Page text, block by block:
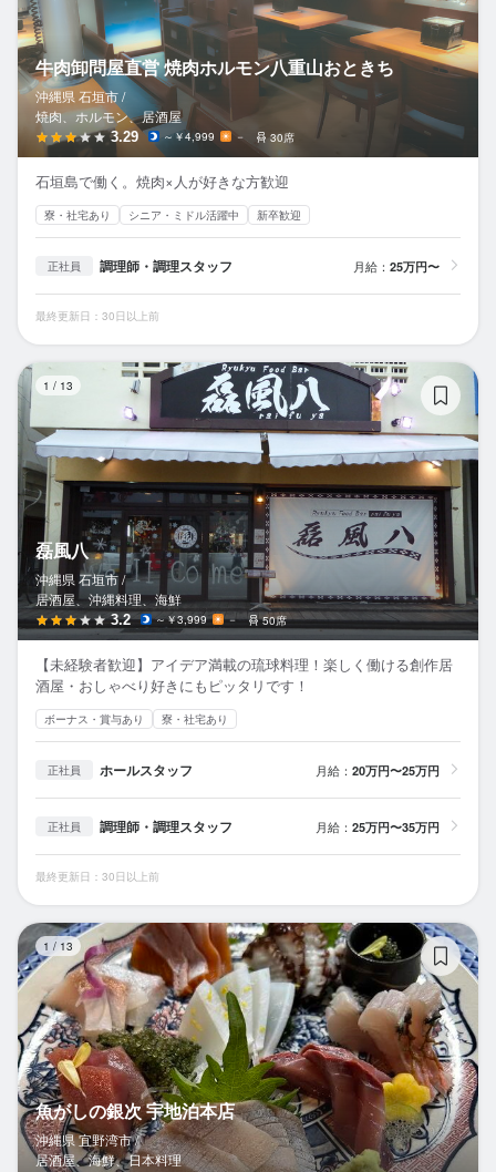
牛肉卸問屋直営 焼肉ホルモン八重山おときち
沖縄県 石垣市 /
焼肉、ホルモン、居酒屋
3.29 ～￥4,999 － 30席
石垣島で働く。焼肉×人が好きな方歓迎
寮・社宅あり シニア・ミドル活躍中 新卒歓迎
正社員 調理師・調理スタッフ 月給： 25万円〜
最終更新日：30日以上前
1 / 13
磊風八
沖縄県 石垣市 /
居酒屋、沖縄料理、海鮮
3.2 ～￥3,999 － 50席
【未経験者歓迎】アイデア満載の琉球料理！楽しく働ける創作居
酒屋・おしゃべり好きにもピッタリです！
ボーナス・賞与あり 寮・社宅あり
正社員 ホールスタッフ 月給： 20万円〜25万円
正社員 調理師・調理スタッフ 月給： 25万円〜35万円
最終更新日：30日以上前
1 / 13
魚がしの銀次 宇地泊本店
沖縄県 宜野湾市 /
居酒屋、海鮮、日本料理